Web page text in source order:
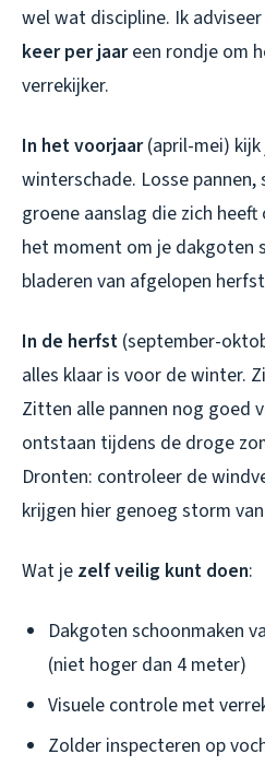
wel wat discipline. Ik
keer per jaareen rondje om
verrekijker.
In het voorjaar(april-mei)
winterschade. Losse pannen,
groene aanslag die zich
het moment om je dakgoten
bladeren van afgelopen
In de herfst (september-
alles klaar is voor de winter.
Zitten alle pannen nog goed
ontstaan tijdens de droge
Dronten: controleer de
krijgen hier genoeg storm
Wat je zelf veilig kunt doen:
Dakgoten schoonmaken
(niet hoger dan 4 meter)
Visuele controle met
Zolder inspecteren op